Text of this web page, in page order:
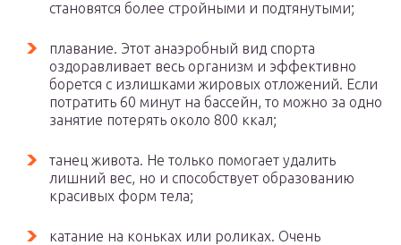
становятся более стройными и подтянутыми;
плавание. Этот анаэробный вид спорта
оздоравливает весь организм и эффективно
борется с излишками жировых отложений. Если
потратить 60 минут на бассейн, то можно за одно
занятие потерять около 800 ккал;
танец живота. Не только помогает удалить
лишний вес, но и способствует образованию
красивых форм тела;
катание на коньках или роликах. Очень